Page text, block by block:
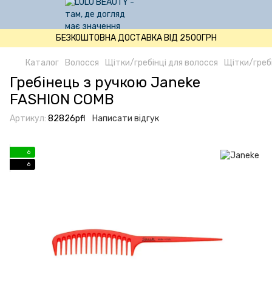
БЕЗКОШТОВНА ДОСТАВКА ВІД 2500ГРН
Каталог Волосся Щітки/гребінці для волосся Щітки/
Гребінець з ручкою Janeke
FASHION COMB
Артикул: 82826pfl Написати відгук
6
6